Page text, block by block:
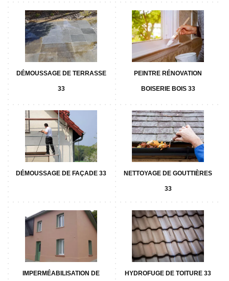
DÉMOUSSAGE DE TERRASSE
33
PEINTRE RÉNOVATION
BOISERIE BOIS 33
DÉMOUSSAGE DE FAÇADE 33 NETTOYAGE DE GOUTTIÈRES
33
IMPERMÉABILISATION DE HYDROFUGE DE TOITURE 33